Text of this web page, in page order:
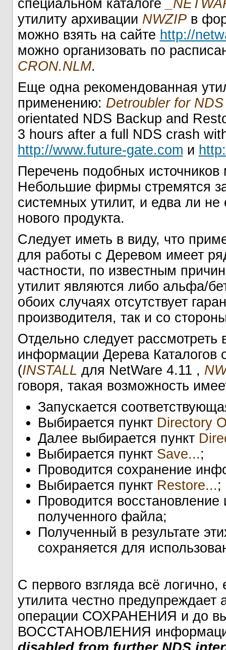
специальном каталоге
утилиту архивации NWZIPв
можно взять на сайте http://
можно организовать по
CRON.NLM.
Еще одна рекомендованная
применению: Detroubler for NDS
orientated NDS Backup and
3 hours after a full NDS crash
http://www.future-gate.com и
Перечень подобных
Небольшие фирмы стремятся
системных утилит, и едва ли
нового продукта.
Следует иметь в виду, что
для работы с Деревом имеет
частности, по известным
утилит являются либо альфа/
обоих случаях отсутствует
производителя, так и со
Отдельно следует рассмотреть
информации Дерева
(INSTALL для NetWare 4.11 ,
говоря, такая возможность
Запускается
Выбирается пункт Directory
Далее выбирается пункт
Выбирается пункт Save...;
Проводится сохранение
Выбирается пункт Restore...;
Проводится
полученного файла;
Полученный в результате
сохраняется для
С первого взгляда всё
утилита честно
операции СОХРАНЕНИЯ и до
ВОССТАНОВЛЕНИЯ